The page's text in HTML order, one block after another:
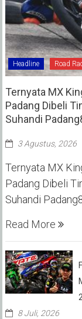
Headline Road
Ternyata MX
Padang Dibeli
Suhandi
3 Agustus, 2026
Ternyata MX
Padang Dibeli
Suhandi
Read More
8 Juli, 2026